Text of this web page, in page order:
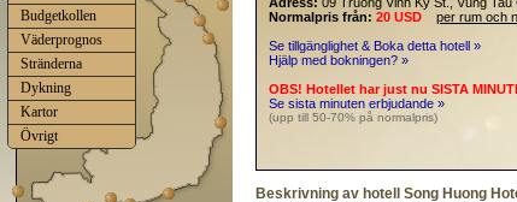
Normalpris från: 20 USD
per rum och
Se tillgänglighet & Boka detta hotell »
Hjälp med bokningen? »
OBS! Hotellet har just nu SISTA
Se sista minuten erbjudande »
(upp till 50-70% på normalpris)
Beskrivning av hotell Song Huong
Budgetkollen
Väderprognos
Stränderna
Dykning
Kartor
Övrigt